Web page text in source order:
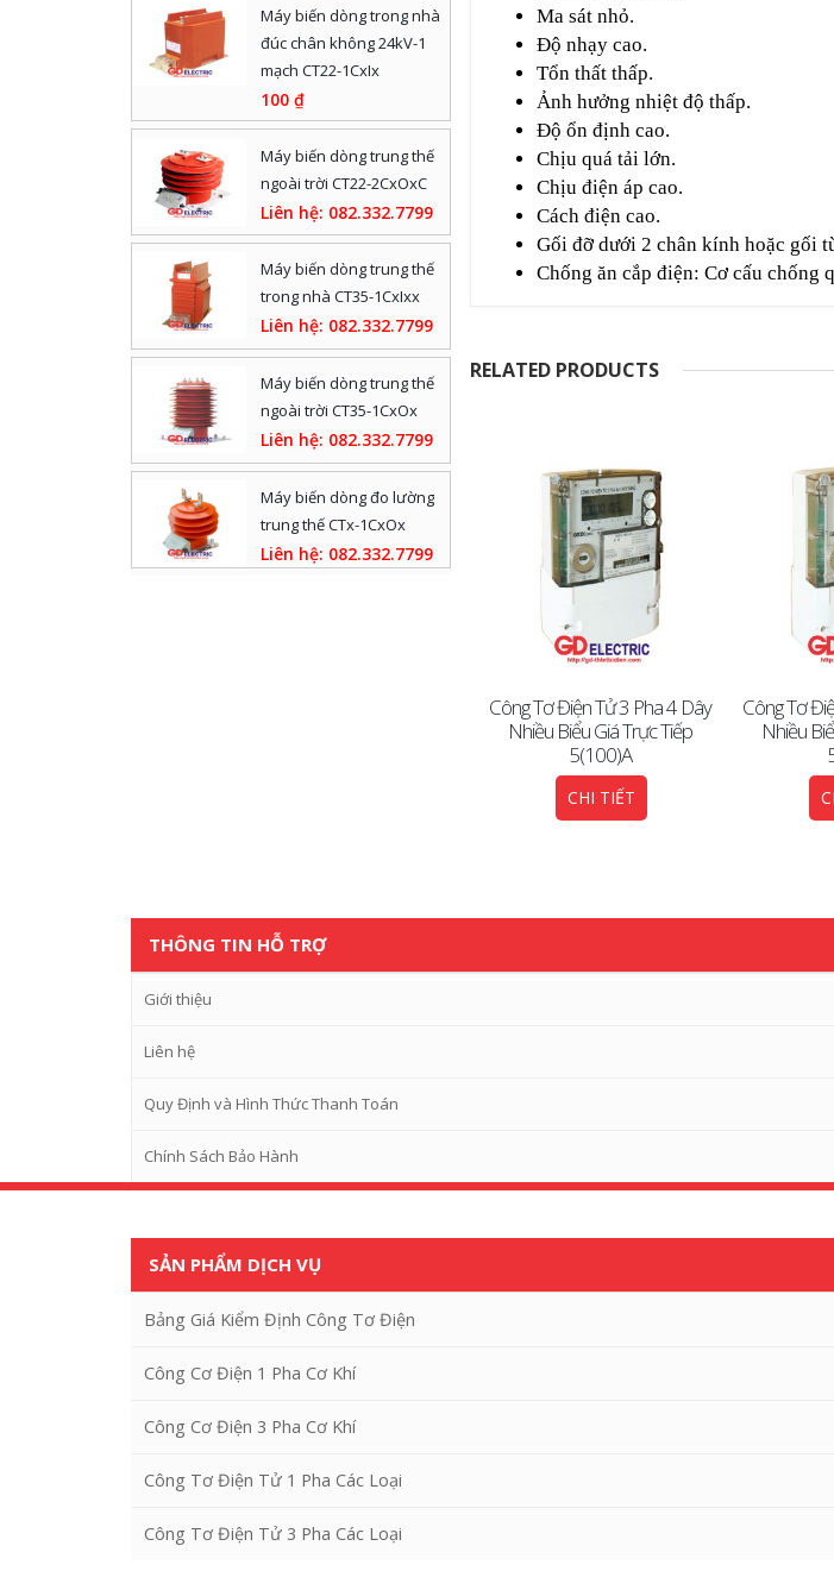
Ma sát nhỏ.
Độ nhạy cao.
Tổn thất thấp.
Ảnh hưởng nhiệt độ thấp.
Độ ổn định cao.
Chịu quá tải lớn.
Chịu điện áp cao.
Cách điện cao.
Gối đỡ dưới 2 chân kính hoặc gối
Chống ăn cắp điện: Cơ cấu chống
RELATED PRODUCTS
Công Tơ Điện Tử 3 Pha 4 Dây
Nhiều Biểu Giá Trực Tiếp
5(100)A
CHI TIẾT
Công Tơ
Nhiều
Máy biến dòng trong nhà
đúc chân không 24kV-1
mạch CT22-1CxIx
100 ₫
Máy biến dòng trung thế
ngoài trời CT22-2CxOxC
Liên hệ: 082.332.7799
Máy biến dòng trung thế
trong nhà CT35-1CxIxx
Liên hệ: 082.332.7799
Máy biến dòng trung thế
ngoài trời CT35-1CxOx
Liên hệ: 082.332.7799
Máy biến dòng đo lường
trung thế CTx-1CxOx
Liên hệ: 082.332.7799
THÔNG TIN HỖ TRỢ
Giới thiệu
Liên hệ
Quy Định và Hình Thức Thanh Toán
Chính Sách Bảo Hành
SẢN PHẨM DỊCH VỤ
Bảng Giá Kiểm Định Công Tơ Điện
Công Cơ Điện 1 Pha Cơ Khí
Công Cơ Điện 3 Pha Cơ Khí
Công Tơ Điện Tử 1 Pha Các Loại
Công Tơ Điện Tử 3 Pha Các Loại